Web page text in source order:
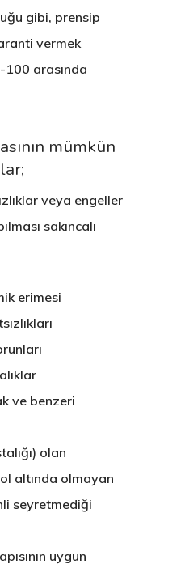
gibi, prensip
vermek
100 arasında
mümkün
veya engeller
sakıncalı
erimesi
ve benzeri
olan
altında olmayan
seyretmediği
uygun